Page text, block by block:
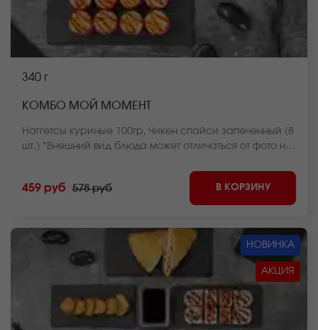
340 г
КОМБО МОЙ МОМЕНТ
Наггетсы куриные 100гр, Чикен спайси запеченный (8
шт.) *Внешний вид блюда может отличаться от фото на
459 руб 578 руб В КОРЗИНУ
НОВИНКА
АКЦИЯ